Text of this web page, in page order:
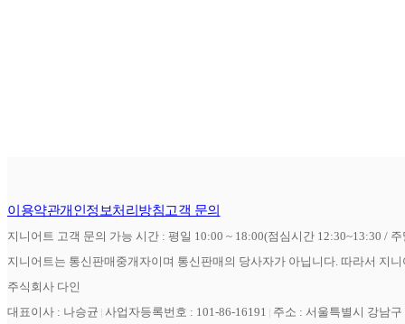
이용약관개인정보처리방침고객 문의
지니어트 고객 문의 가능 시간 : 평일 10:00 ~ 18:00(점심시간 12:30~13:30 /
지니어트는 통신판매중개자이며 통신판매의 당사자가 아닙니다. 따라서 지
주식회사 다인
대표이사 : 나승균 사업자등록번호 : 101-86-16191 주소 : 서울특별시 강남